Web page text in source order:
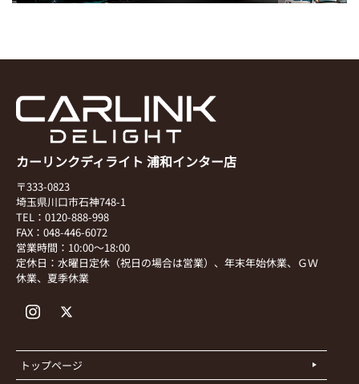
カーリンクディライト 浦和インター店
〒333-0823
埼玉県川口市石神748-1
TEL：0120-888-998
FAX：048-446-6072
営業時間：10:00～18:00
定休日：水曜日定休（祝日の場合は営業）、年末年始休業、ＧＷ
休業、夏季休業
トップページ